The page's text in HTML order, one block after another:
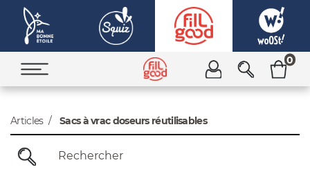
0
Articles Sacs à vrac doseurs réutilisables